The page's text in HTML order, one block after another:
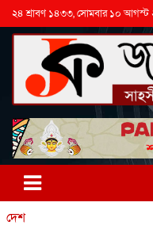
২৪ শ্রাবণ ১৪৩৩, সোমবার ১০ আগস্ট
দেশ